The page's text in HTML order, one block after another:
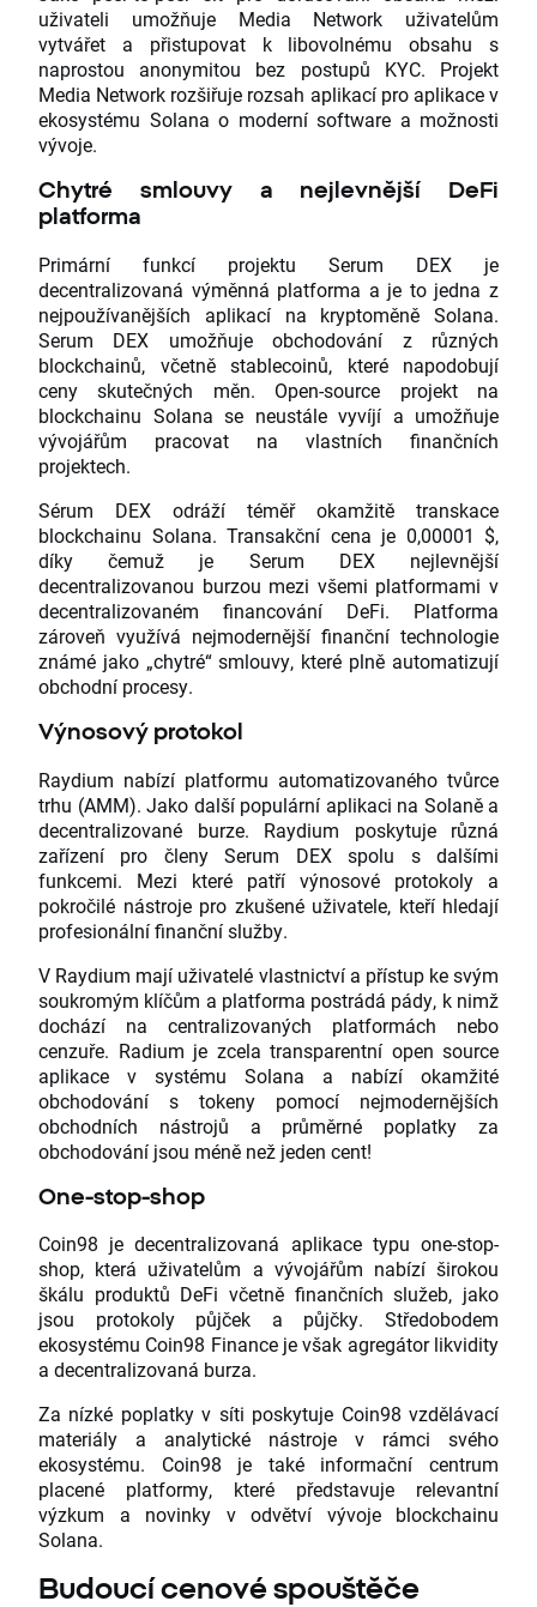
uživateli umožňuje Media Network uživatelům
vytvářet a přistupovat k libovolnému obsahu s
naprostou anonymitou bez postupů KYC. Projekt
Media Network rozšiřuje rozsah aplikací pro aplikace v
ekosystému Solana o moderní software a možnosti
vývoje.
Chytré smlouvy a nejlevnější DeFi
platforma
Primární funkcí projektu Serum DEX je
decentralizovaná výměnná platforma a je to jedna z
nejpoužívanějších aplikací na kryptoměně Solana.
Serum DEX umožňuje obchodování z různých
blockchainů, včetně stablecoinů, které napodobují
ceny skutečných měn. Open-source projekt na
blockchainu Solana se neustále vyvíjí a umožňuje
vývojářům pracovat na vlastních finančních
projektech.
Sérum DEX odráží téměř okamžitě transkace
blockchainu Solana. Transakční cena je 0,00001 $,
díky čemuž je Serum DEX nejlevnější
decentralizovanou burzou mezi všemi platformami v
decentralizovaném financování DeFi. Platforma
zároveň využívá nejmodernější finanční technologie
známé jako „chytré“ smlouvy, které plně automatizují
obchodní procesy.
Výnosový protokol
Raydium nabízí platformu automatizovaného tvůrce
trhu (AMM). Jako další populární aplikaci na Solaně a
decentralizované burze. Raydium poskytuje různá
zařízení pro členy Serum DEX spolu s dalšími
funkcemi. Mezi které patří výnosové protokoly a
pokročilé nástroje pro zkušené uživatele, kteří hledají
profesionální finanční služby.
V Raydium mají uživatelé vlastnictví a přístup ke svým
soukromým klíčům a platforma postrádá pády, k nimž
dochází na centralizovaných platformách nebo
cenzuře. Radium je zcela transparentní open source
aplikace v systému Solana a nabízí okamžité
obchodování s tokeny pomocí nejmodernějších
obchodních nástrojů a průměrné poplatky za
obchodování jsou méně než jeden cent!
One-stop-shop
Coin98 je decentralizovaná aplikace typu one-stop-
shop, která uživatelům a vývojářům nabízí širokou
škálu produktů DeFi včetně finančních služeb, jako
jsou protokoly půjček a půjčky. Středobodem
ekosystému Coin98 Finance je však agregátor likvidity
a decentralizovaná burza.
Za nízké poplatky v síti poskytuje Coin98 vzdělávací
materiály a analytické nástroje v rámci svého
ekosystému. Coin98 je také informační centrum
placené platformy, které představuje relevantní
výzkum a novinky v odvětví vývoje blockchainu
Solana.
Budoucí cenové spouštěče